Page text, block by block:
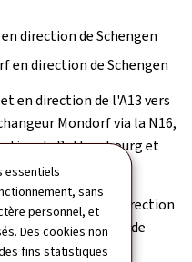
essentiels
sans
personnel, et
Des cookies non
fins statistiques
direction de Schengen
en direction de Schengen
en direction de l'A13 vers
Mondorf via la N16,
de Bettembourg et
Schengen et en direction
l'A13 en direction de
en direction de